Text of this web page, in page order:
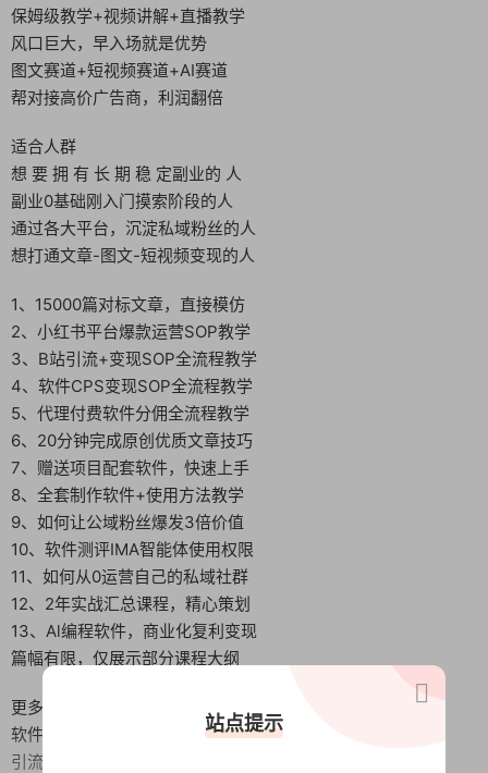
保姆级教学+视频讲解+直播教学
风口巨大，早入场就是优势
图文赛道+短视频赛道+AI赛道
帮对接高价广告商，利润翻倍
适合人群
想 要 拥 有 长 期 稳 定副业的 人
副业0基础刚入门摸索阶段的人
通过各大平台，沉淀私域粉丝的人
想打通文章-图文-短视频变现的人
1、15000篇对标文章，直接模仿
2、小红书平台爆款运营SOP教学
3、B站引流+变现SOP全流程教学
4、软件CPS变现SOP全流程教学
5、代理付费软件分佣全流程教学
6、20分钟完成原创优质文章技巧
7、赠送项目配套软件，快速上手
8、全套制作软件+使用方法教学
9、如何让公域粉丝爆发3倍价值
10、软件测评IMA智能体使用权限
11、如何从0运营自己的私域社群
12、2年实战汇总课程，精心策划
13、Al编程软件，商业化复利变现
篇幅有限，仅展示部分课程大纲
更多课程细节
软件写作细节
引流钩子制作
站点提示